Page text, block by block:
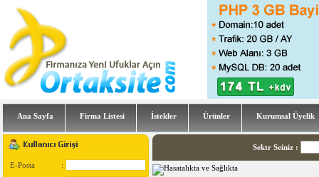
Ana Sayfa Firma Listesi İstekler Ürünler Kurumsal Üyelik
E-Posta :
Sektr Seiniz :